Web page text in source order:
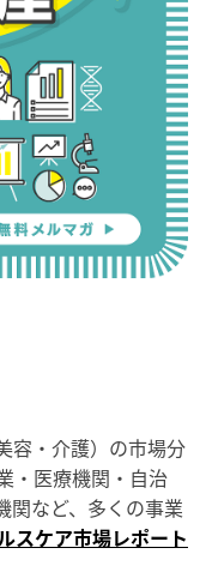
容・介護）の市場分
・医療機関・自治
関など、多くの事業
スケア市場レポート